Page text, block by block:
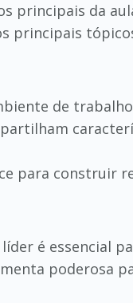
principais da
principais
de
para construir
é essencial
poderosa